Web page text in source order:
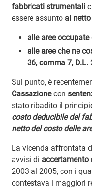
fabbricati strumentali
essere assunto al
alle aree
alle aree che ne
36, comma 7,
Sul punto, è
Cassazionecon
stato ribadito il
costo deducibile del
netto del costo delle
La vicenda affrontata
avvisi di accertamento
2003 al 2005, con i
contestava i maggiori